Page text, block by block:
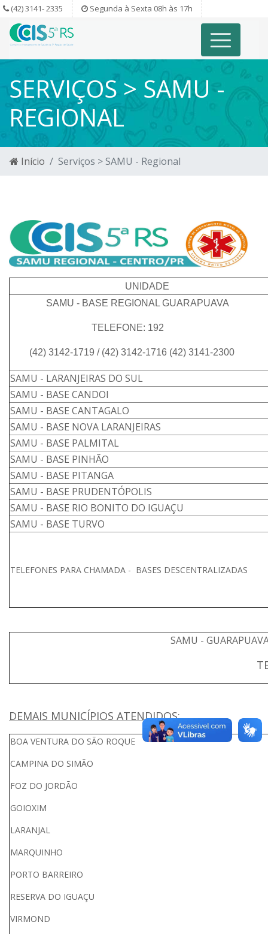
(42) 3141- 2335 Segunda à Sexta 08h às 17h
SERVIÇOS > SAMU -
REGIONAL
Início Serviços > SAMU - Regional
UNIDADE
SAMU - BASE REGIONAL GUARAPUAVA
TELEFONE: 192
(42) 3142-1719 / (42) 3142-1716 (42) 3141-2300
SAMU - LARANJEIRAS DO SUL
SAMU - BASE CANDOI
SAMU - BASE CANTAGALO
SAMU - BASE NOVA LARANJEIRAS
SAMU - BASE PALMITAL
SAMU - BASE PINHÃO
SAMU - BASE PITANGA
SAMU - BASE PRUDENTÓPOLIS
SAMU - BASE RIO BONITO DO IGUAÇU
SAMU - BASE TURVO
TELEFONES PARA CHAMADA - BASES DESCENTRALIZADAS
SAMU -
DEMAIS MUNICÍPIOS ATENDIDOS:
BOA VENTURA DO SÃO
CAMPINA DO
FOZ DO JORDÃO
LARANJAL (42)
MARQUINHO (42)
PORTO BARREIRO (42)
RESERVA DO
VIRMOND